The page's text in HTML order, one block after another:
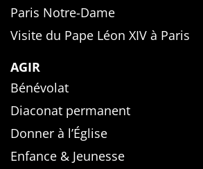
Paris Notre-Dame
Visite du Pape Léon XIV à Paris
AGIR
Bénévolat
Diaconat permanent
Donner à l’Église
Enfance & Jeunesse